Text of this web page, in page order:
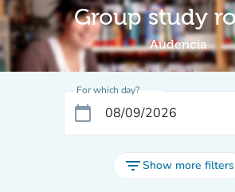
Group study
Audencia
For which day?
calendar_today
filter_listShow more filters